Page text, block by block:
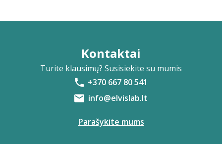
Kontaktai
Turite klausimų? Susisiekite su mumis
+370 667 80 541
info@elvislab.lt
Parašykite mums